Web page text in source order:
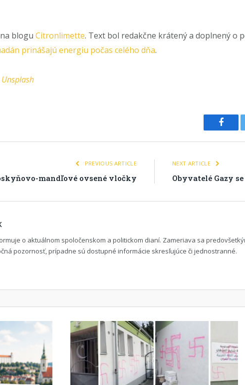
blogu Citronlimette. Text bol redakčne krátený a doplnený o
prinášajú energiu počas celého dňa.
Unsplash
PREVIOUS ARTICLE
mandľové ovsené vločky
NEXT ARTICLE
Obyvatelé Gazy
o aktuálnom spoločenskom a politickom dianí. Zameriava sa
pozornosť, prípadne sú dostupné informácie skresľujúce či jednostranné.